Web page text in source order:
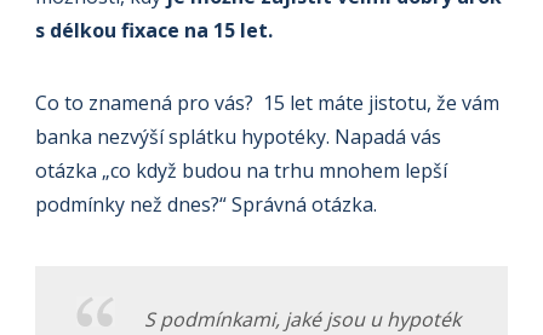
s délkou fixace na 15 let.
Co to znamená pro vás? 15 let máte jistotu, že vám
banka nezvýší splátku hypotéky. Napadá vás
otázka „co když budou na trhu mnohem lepší
podmínky než dnes?“ Správná otázka.
S podmínkami, jaké jsou u hypoték